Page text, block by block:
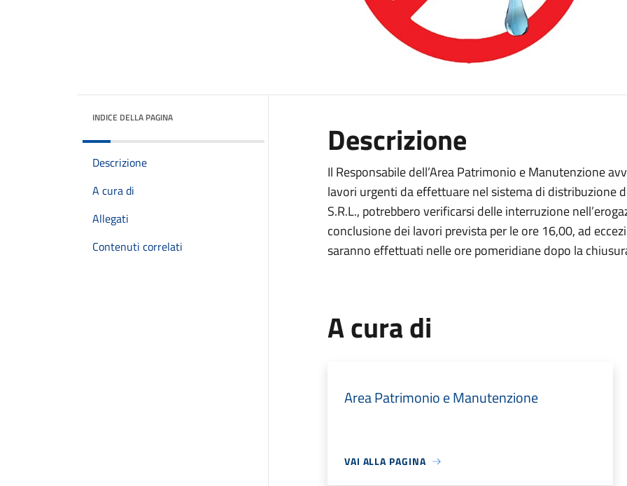
INDICE DELLA PAGINA
Descrizione
A cura di
Allegati
Contenuti correlati
Descrizione
Il Responsabile dell’Area Patrimonio e Manutenzione
lavori urgenti da effettuare nel sistema di distribuzione
S.R.L., potrebbero verificarsi delle interruzione
conclusione dei lavori prevista per le ore 16,00, ad
saranno effettuati nelle ore pomeridiane dopo la
A cura di
Area Patrimonio e Manutenzione
VAI ALLA PAGINA